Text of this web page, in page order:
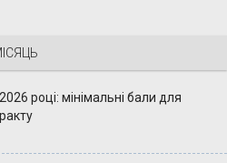
році: мінімальні бали для